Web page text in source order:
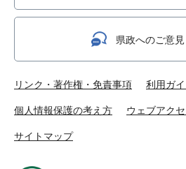
県政へのご意
リンク・著作権・免責事項 利用ガイ
個人情報保護の考え方 ウェブアク
サイトマップ